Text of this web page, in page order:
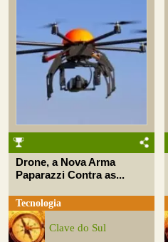
Drone, a Nova Arma
Paparazzi Contra as...
Tecnologia
Clave do Sul